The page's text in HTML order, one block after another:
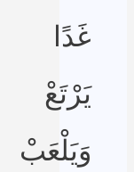
غَدًا
يَرْتَعْ
وَيَلْعَبْ